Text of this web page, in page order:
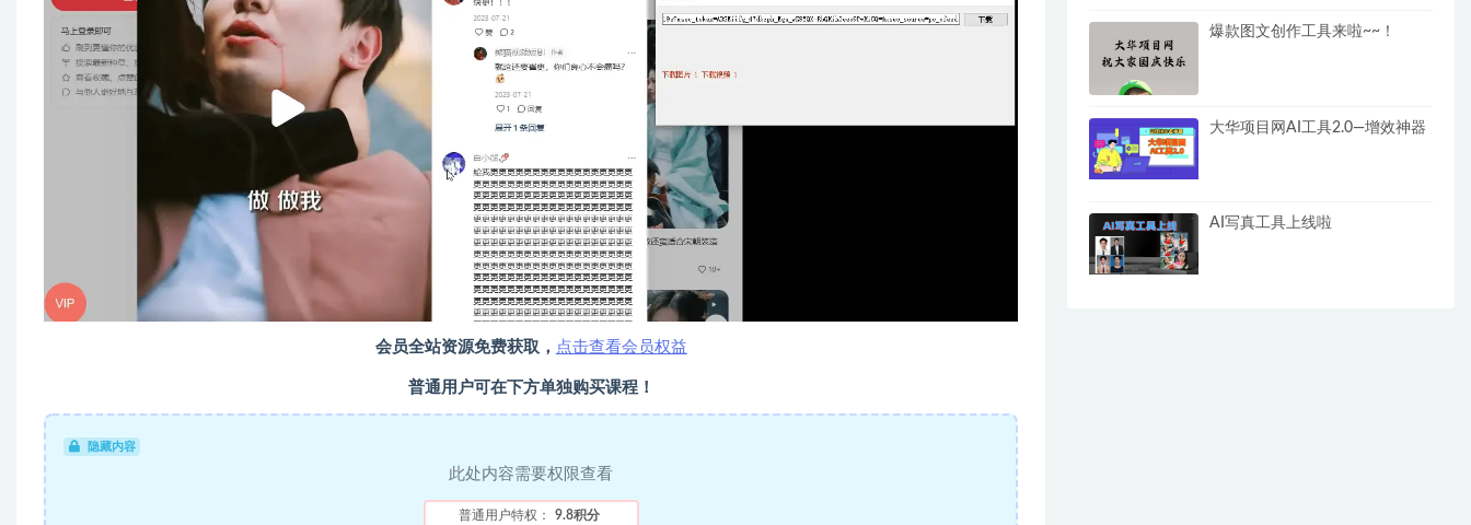
会员全站资源免费获取， 点击查看会员权益
普通用户可在下方单独购买课程！
隐藏内容
此处内容需要权限查看
普通用户特权： 9.8积分
爆款图文创作工具来啦~~！
大华项目网AI工具2.0—增效神器
AI写真工具上线啦